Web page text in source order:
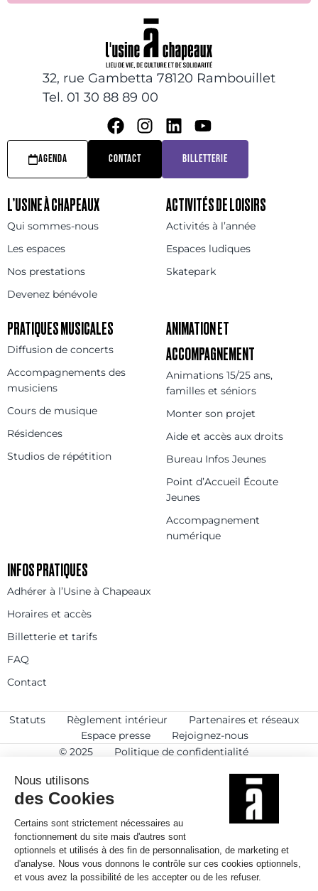
32, rue Gambetta 78120 Rambouillet
Tel. 01 30 88 89 00
AGENDA CONTACT BILLETTERIE
L’USINE À CHAPEAUX
Qui sommes-nous
Les espaces
Nos prestations
Devenez bénévole
ACTIVITÉS DE LOISIRS
Activités à l’année
Espaces ludiques
Skatepark
PRATIQUES MUSICALES
Diffusion de concerts
Accompagnements des
musiciens
Cours de musique
Résidences
Studios de répétition
ANIMATION ET
ACCOMPAGNEMENT
Animations 15/25 ans,
familles et séniors
Monter son projet
Aide et accès aux droits
Bureau Infos Jeunes
Point d’Accueil Écoute
Jeunes
Accompagnement
numérique
INFOS PRATIQUES
Adhérer à l’Usine à Chapeaux
Horaires et accès
Billetterie et tarifs
FAQ
Contact
Statuts Règlement intérieur
Partenaires et réseaux
Espace presse
Rejoignez-nous
© 2025
Politique de confidentialité